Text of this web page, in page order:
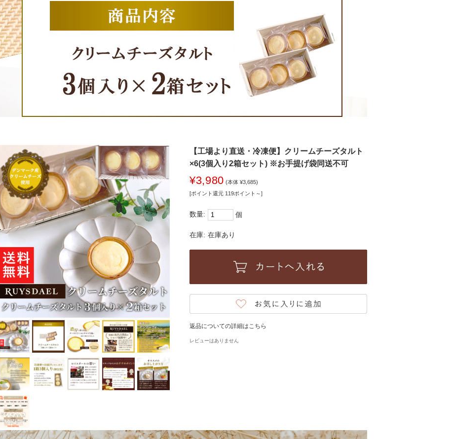
【工場より直送・冷凍便】クリームチーズタルト
×6(3個入り2箱セット) ※お手提げ袋同送不可
¥3,980 (本体 ¥3,685)
[ポイント還元 119ポイント～]
数量: 個
在庫: 在庫あり
返品についての詳細はこちら
レビューはありません